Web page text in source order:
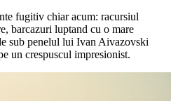
fugitiv chiar acum: racursiul
barcazuri luptand cu o mare
sub penelul lui Ivan Aivazovski
un crespuscul impresionist.